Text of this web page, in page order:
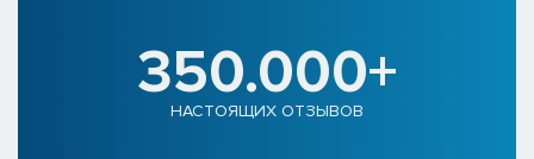
350.000+
НАСТОЯЩИХ ОТЗЫВОВ